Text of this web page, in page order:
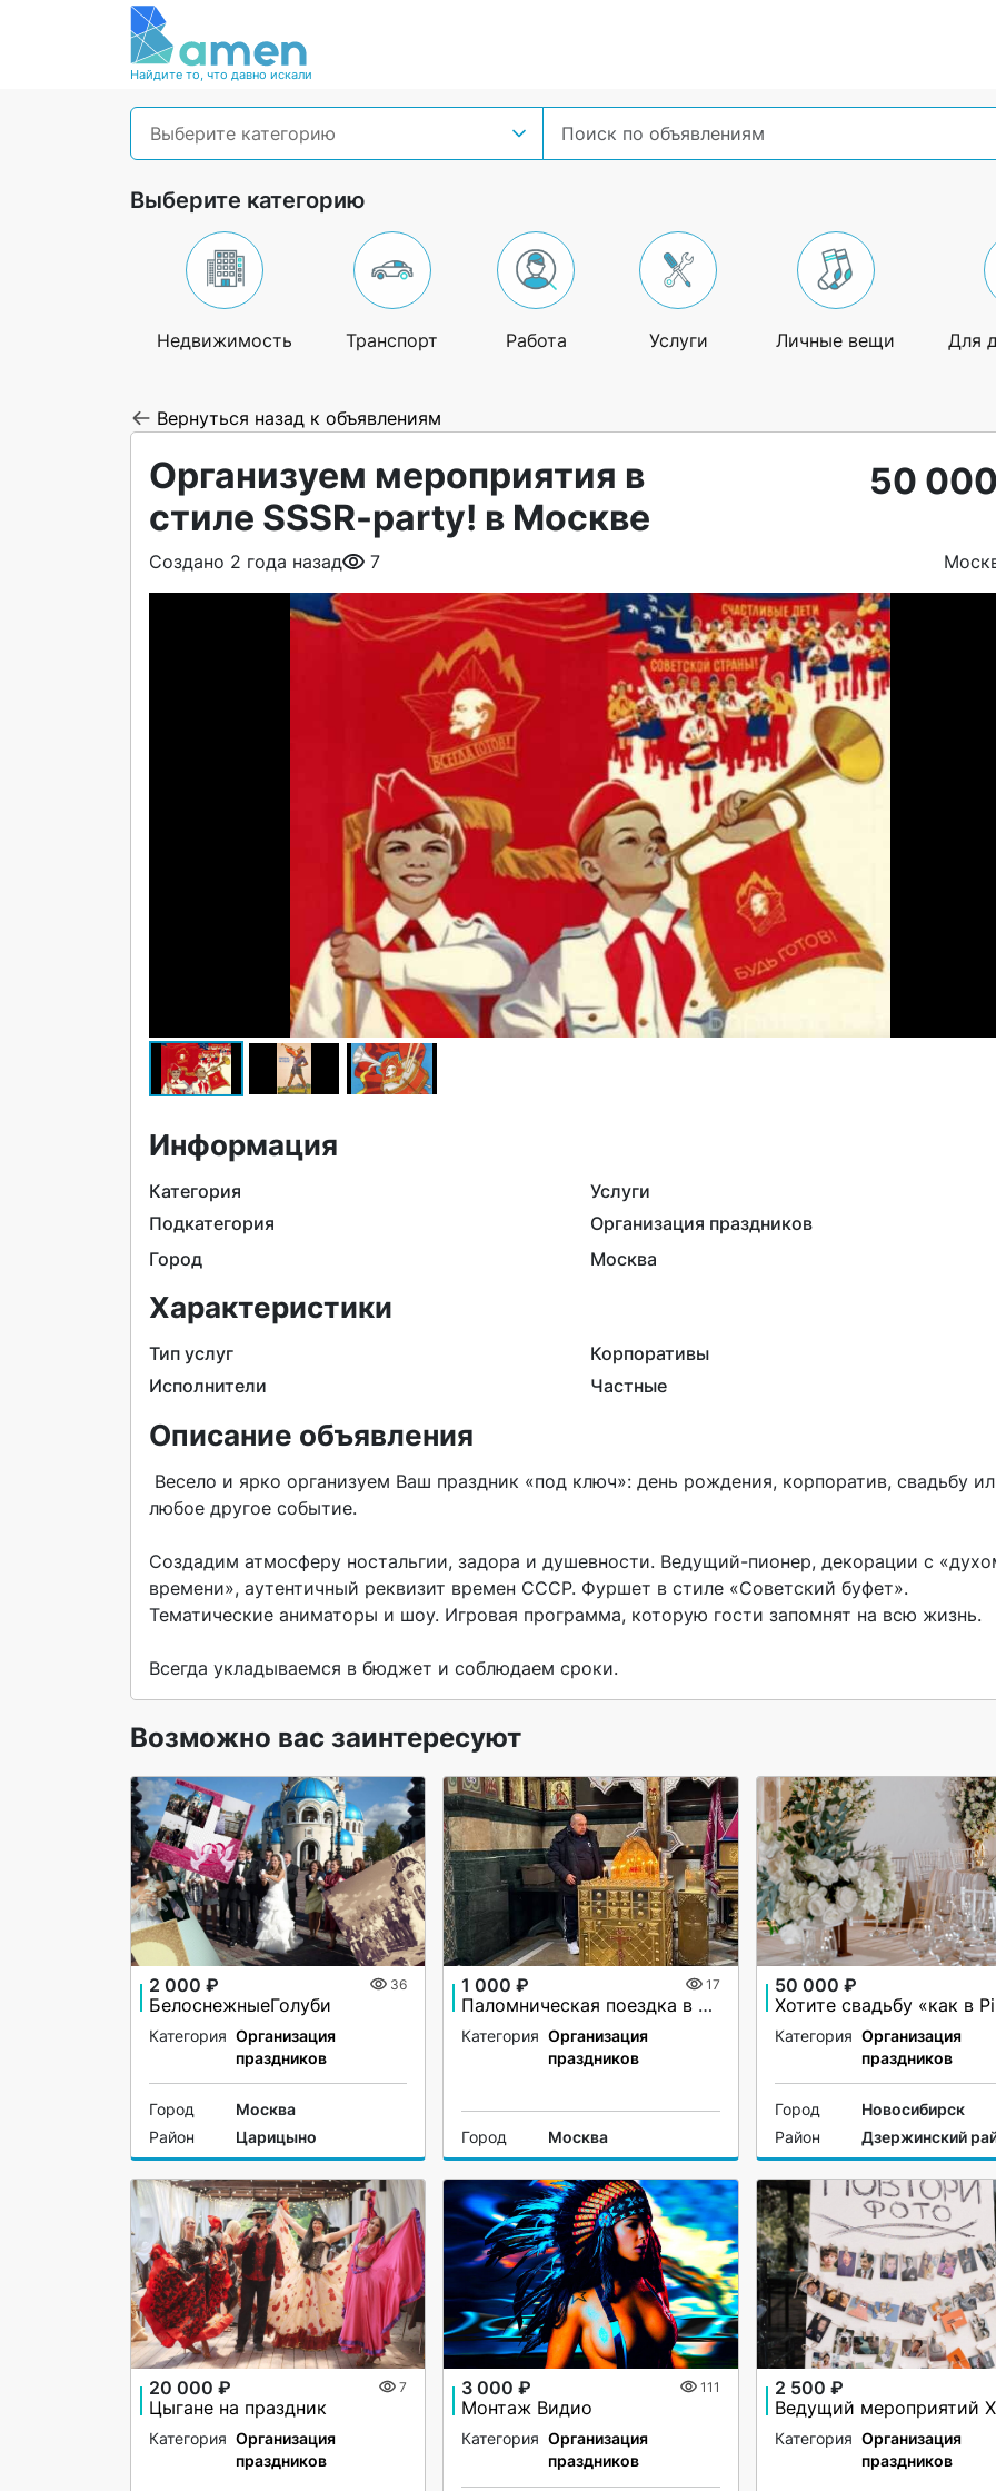
Найдите то, что давно искали
Выберите категорию
Выберите категорию
Недвижимость Транспорт Работа Услуги Личные вещи Для
Вернуться назад к объявлениям
Организуем мероприятия в
стиле SSSR-party! в Москве
50
Создано 2 года назад 7
Информация
Категория
Услуги
Подкатегория
Организация праздников
Город
Москва
Характеристики
Тип услуг
Корпоративы
Исполнители
Частные
Описание объявления
любое другое событие.
Создадим атмосферу ностальгии, задора и душевности. Ведущий-пионер, декорации с
времени», аутентичный реквизит времен СССР. Фуршет в стиле «Советский буфет».
Тематические аниматоры и шоу. Игровая программа, которую гости запомнят на всю жизнь.
Всегда укладываемся в бюджет и соблюдаем сроки.
Возможно вас заинтересуют
2 000 ₽ 36
БелоснежныеГолуби
Категория Организация
праздников
Город
Москва
Район
Царицыно
1 000 ₽ 17
Паломническая поездка в Александро-Свирский, Введено-Оятский монастыри.
Категория Организация
праздников
Город Москва
50 000 ₽
Категория Организация
праздников
Город
Новосибирск
Район
Дзержинский
20 000 ₽ 7
Цыгане на праздник
Категория Организация
праздников
3 000 ₽ 111
Монтаж Видио
Категория Организация
праздников
2 500 ₽
Категория Организация
праздников